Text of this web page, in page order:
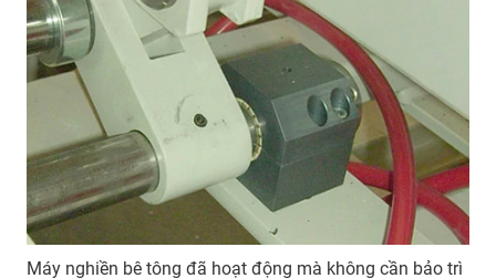
Máy nghiền bê tông đã hoạt động mà không cần bảo trì